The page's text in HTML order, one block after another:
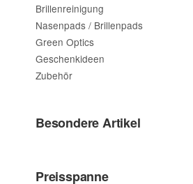
Brillenreinigung
Nasenpads / Brillenpads
Green Optics
Geschenkideen
Zubehör
Besondere Artikel
Preisspanne